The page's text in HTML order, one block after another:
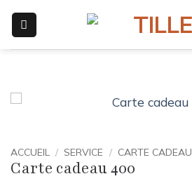
contenu
ACCUEIL / SERVICE / CARTE CADEAU
Carte cadeau 400